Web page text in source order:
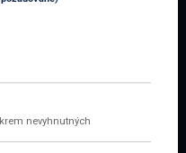
nevyhnutných